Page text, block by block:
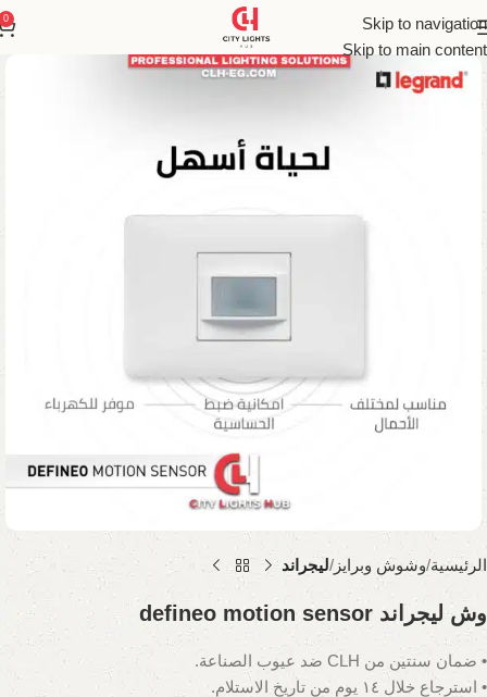
Skip to navigation
Skip to main content
0
الرئيسية وشوش وبرايز ليجراند
وش ليجراند defineo motion sensor
• ضمان سنتين من CLH ضد عيوب الصناعة.
• استرجاع خلال ١٤ يوم من تاريخ الاستلام.